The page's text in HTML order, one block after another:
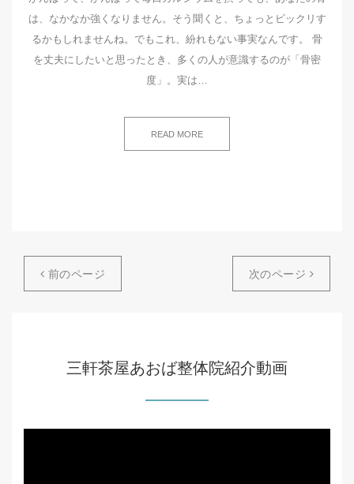
は、なかなか強くなりません。そう聞くと、ちょっとビックリす
るかもしれませんね。でもこれ、紛れもない事実なんです。 骨
を丈夫にしたいと思ったとき、多くの人が意識するのが「骨密
度」。実は…
READ MORE
前のページ 次のページ
三軒茶屋あおば整体院紹介動画